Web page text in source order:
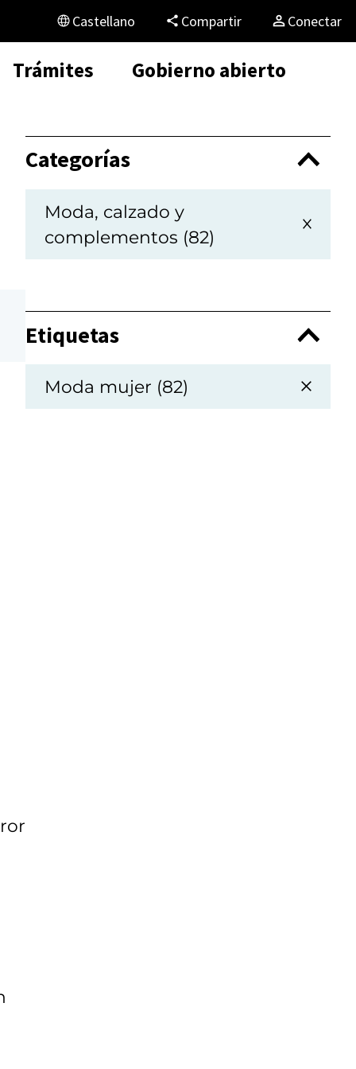
Castellano Compartir Conectar
Trámites Gobierno abierto
Categorías
Moda, calzado y
complementos (82)
Etiquetas
Moda mujer (82)